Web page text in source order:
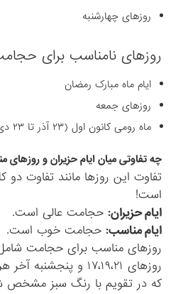
روزهای چهارشنبه
روزهای نامناسب برای
ایام ماه مبارک رمضان
روزهای جمعه
ماه رومی کانون اول (۲۳ آذر تا ۲۳ دی)
چه تفاوتی میان ایام حزیران و
تفاوت این روزها مانند تفاوت
است!
ایام حزیران: حجامت عالی است.
ایام مناسب: حجامت خوب است.
روزهای ۱۷،۱۹،۲۱ و
که در تقویم با رنگ سبز مشخص